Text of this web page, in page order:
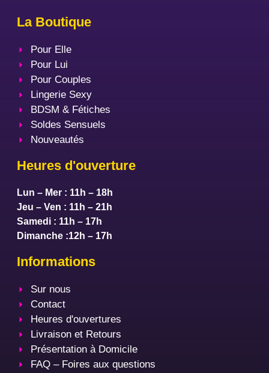
La Boutique
Pour Elle
Pour Lui
Pour Couples
Lingerie Sexy
BDSM & Fétiches
Soldes Sensuels
Nouveautés
Heures d'ouverture
Lun – Mer : 11h – 18h
Jeu – Ven : 11h – 21h
Samedi : 11h – 17h
Dimanche :12h – 17h
Informations
Sur nous
Contact
Heures d'ouvertures
Livraison et Retours
Présentation à Domicile
FAQ – Foires aux questions